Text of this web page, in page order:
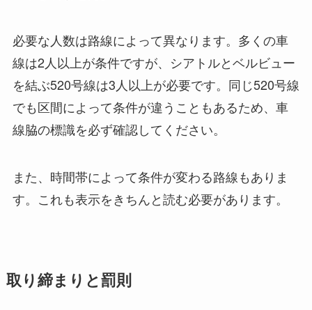
必要な人数は路線によって異なります。多くの車
線は2人以上が条件ですが、シアトルとベルビュー
を結ぶ520号線は3人以上が必要です。同じ520号線
でも区間によって条件が違うこともあるため、車
線脇の標識を必ず確認してください。
また、時間帯によって条件が変わる路線もありま
す。これも表示をきちんと読む必要があります。
取り締まりと罰則